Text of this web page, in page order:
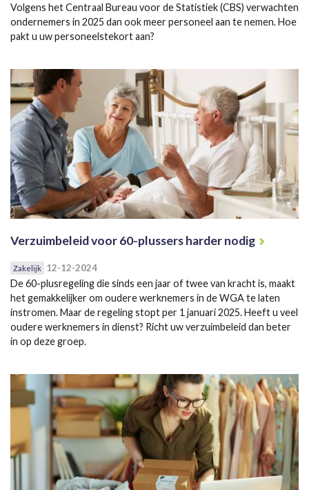
Volgens het Centraal Bureau voor de Statistiek (CBS) verwachten
ondernemers in 2025 dan ook meer personeel aan te nemen. Hoe
pakt u uw personeelstekort aan?
Verzuimbeleid voor 60-plussers harder nodig
Zakelijk 12-12-2024
De 60-plusregeling die sinds een jaar of twee van kracht is, maakt
het gemakkelijker om oudere werknemers in de WGA te laten
instromen. Maar de regeling stopt per 1 januari 2025. Heeft u veel
oudere werknemers in dienst? Richt uw verzuimbeleid dan beter
in op deze groep.